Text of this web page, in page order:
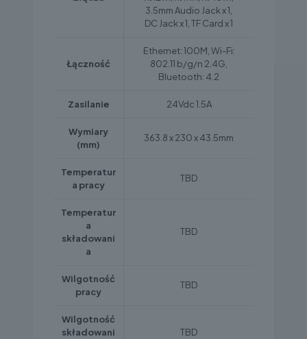
3.5mm Audio Jack x 1,
DC Jack x 1, TF Card x 1
Łączność
Ethernet: 100M, Wi-Fi:
802.11 b/g/n 2.4G,
Bluetooth: 4.2
Zasilanie 24Vdc 1.5A
Wymiary
(mm)
363.8 x 230 x 43.5mm
Temperatur
a pracy
TBD
Temperatur
a
składowani
a
TBD
Wilgotność
pracy
TBD
Wilgotność
składowani
TBD